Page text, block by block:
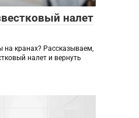
налет
на кранах? Рассказываем,
налет и вернуть